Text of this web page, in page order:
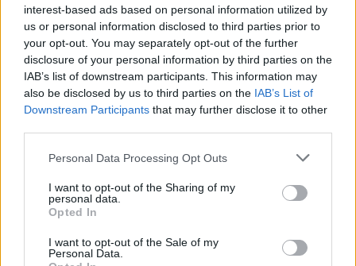
interest-based ads based on personal information utilized by
us or personal information disclosed to third parties prior to
your opt-out. You may separately opt-out of the further
disclosure of your personal information by third parties on the
IAB’s list of downstream participants. This information may
also be disclosed by us to third parties on the IAB’s List of
Downstream Participants that may further disclose it to other
Please note that this website/app uses one or more Google
not limited to your visit or usage behaviour. You may click to
grant or deny consent to Google and its third-party tags to
use your data for below specified purposes in below Google
consent section.
Personal Data Processing Opt Outs
I want to opt-out of the Sharing of my
personal data.
Opted In
I want to opt-out of the Sale of my
Personal Data.
Hírek
Vasas: felbontották Novothny Soma szerződését